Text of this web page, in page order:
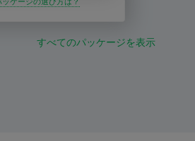
すべてのパッケージを表示